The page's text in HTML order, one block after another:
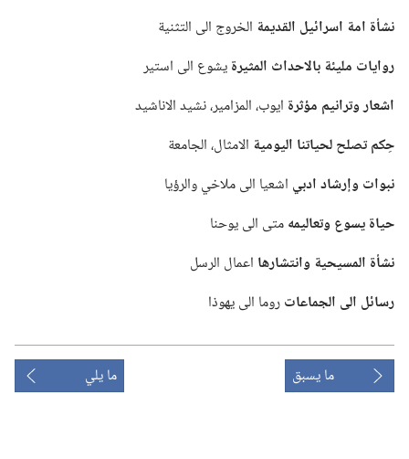
نشأة امة اسرائيل القديمة الخروج الى التثنية
روايات مليئة بالاحداث المثيرةيشوع الى استير
اشعار وترانيم مؤثرة ايوب،‏ المزامير،‏ نشيد الاناشيد
حِكم تصلح لحياتنا اليومية الامثال،‏ الجامعة
نبوات وإرشاد ادبي اشعيا الى ملاخي والرؤيا
حياة يسوع وتعاليمهمتى الى يوحنا
نشأة المسيحية وانتشارها اعمال الرسل
رسائل الى الجماعاتروما الى يهوذا
ما يسبق ما يلي